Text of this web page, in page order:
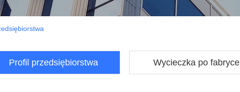
Profil przedsiębiorstwa Wycieczka po fabryce